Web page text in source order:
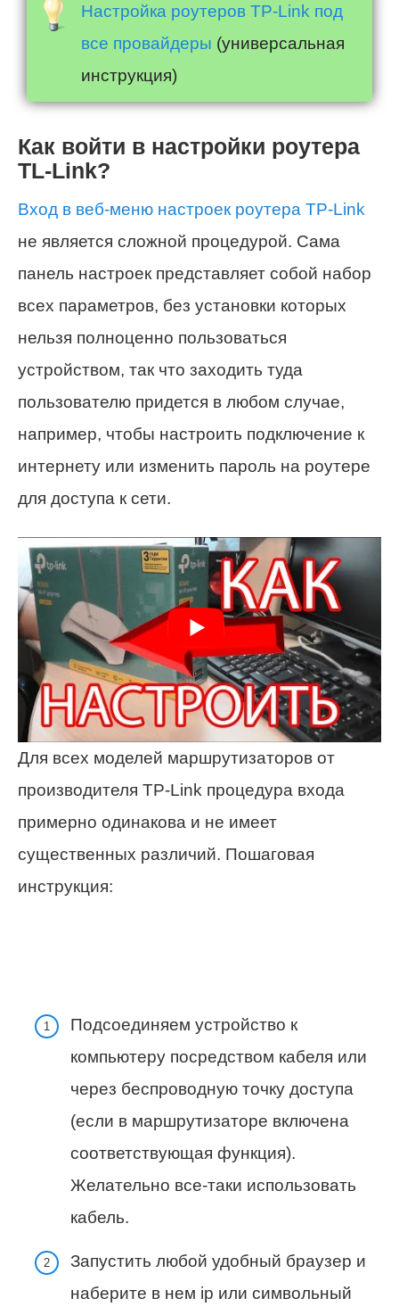
Настройка роутеров TP-Link под
все провайдеры (универсальная
инструкция)
Как войти в настройки роутера
TL-Link?
Вход в веб-меню настроек роутера TP-Link
не является сложной процедурой. Сама
панель настроек представляет собой набор
всех параметров, без установки которых
нельзя полноценно пользоваться
устройством, так что заходить туда
пользователю придется в любом случае,
например, чтобы настроить подключение к
интернету или изменить пароль на роутере
для доступа к сети.
Для всех моделей маршрутизаторов от
производителя TP-Link процедура входа
примерно одинакова и не имеет
существенных различий. Пошаговая
инструкция:
Подсоединяем устройство к
компьютеру посредством кабеля или
через беспроводную точку доступа
(если в маршрутизаторе включена
соответствующая функция).
Желательно все-таки использовать
кабель.
Запустить любой удобный браузер и
наберите в нем ip или символьный